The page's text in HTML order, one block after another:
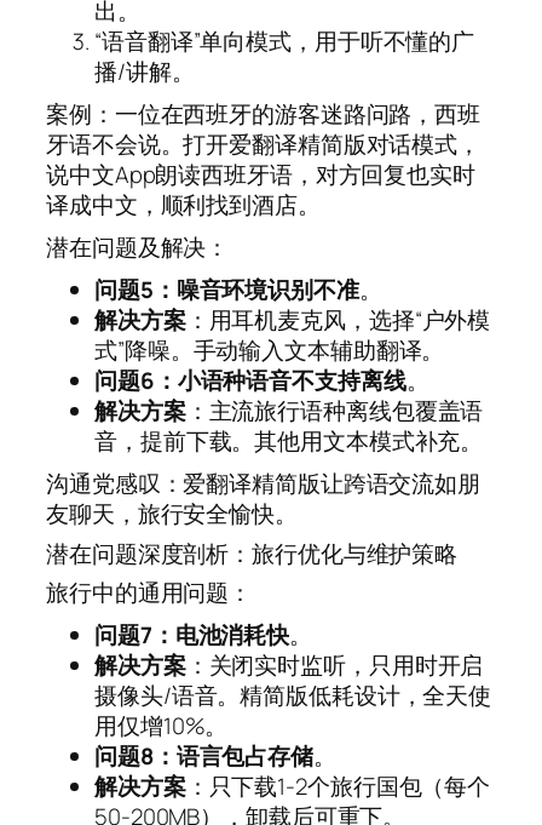
出。
“语音翻译”单向模式，用于听不懂的广
播/讲解。
案例：一位在西班牙的游客迷路问路，西班
牙语不会说。打开爱翻译精简版对话模式，
说中文App朗读西班牙语，对方回复也实时
译成中文，顺利找到酒店。
潜在问题及解决：
问题5：噪音环境识别不准。
解决方案：用耳机麦克风，选择“户外模
式”降噪。手动输入文本辅助翻译。
问题6：小语种语音不支持离线。
解决方案：主流旅行语种离线包覆盖语
音，提前下载。其他用文本模式补充。
沟通党感叹：爱翻译精简版让跨语交流如朋
友聊天，旅行安全愉快。
潜在问题深度剖析：旅行优化与维护策略
旅行中的通用问题：
问题7：电池消耗快。
解决方案：关闭实时监听，只用时开启
摄像头/语音。精简版低耗设计，全天使
用仅增10%。
问题8：语言包占存储。
解决方案：只下载1-2个旅行国包（每个
50-200MB），卸载后可重下。